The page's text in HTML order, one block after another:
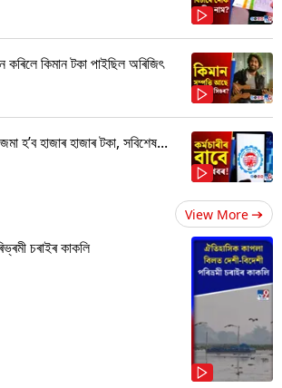
কৰিলে কিমান টকা পাইছিল অৰিজিৎ
হ’ব হাজাৰ হাজাৰ টকা, সবিশেষ...
View More
চৰাইৰ কাকলি